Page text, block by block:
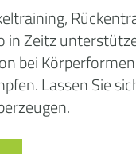
Zeitz
bei
Lassen Sie